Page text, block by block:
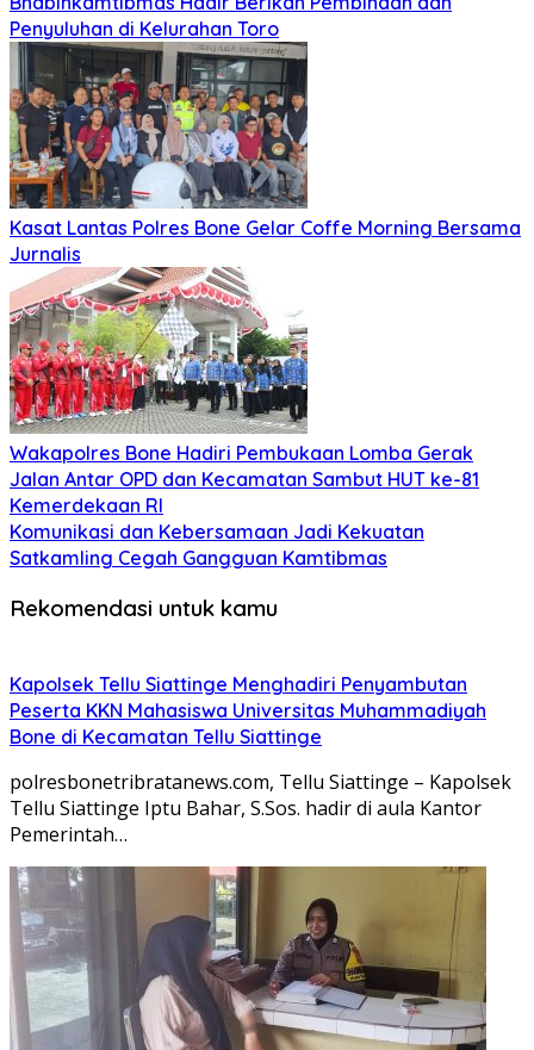
Penyuluhan di Kelurahan Toro
Kasat Lantas Polres Bone Gelar Coffe Morning Bersama
Jurnalis
Wakapolres Bone Hadiri Pembukaan Lomba Gerak
Jalan Antar OPD dan Kecamatan Sambut HUT ke-81
Kemerdekaan RI
Komunikasi dan Kebersamaan Jadi Kekuatan
Satkamling Cegah Gangguan Kamtibmas
Rekomendasi untuk kamu
Kapolsek Tellu Siattinge Menghadiri Penyambutan
Peserta KKN Mahasiswa Universitas Muhammadiyah
Bone di Kecamatan Tellu Siattinge
polresbonetribratanews.com, Tellu Siattinge – Kapolsek
Tellu Siattinge Iptu Bahar, S.Sos. hadir di aula Kantor
Pemerintah…